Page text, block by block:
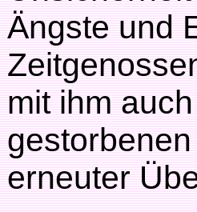
Ängste und
mit ihm
erneuter